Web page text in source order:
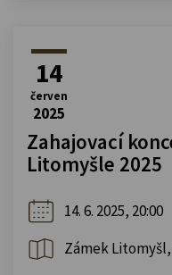
14
červen
2025
Zahajovací
Litomyšle 2025
14. 6. 2025, 20:00
Zámek